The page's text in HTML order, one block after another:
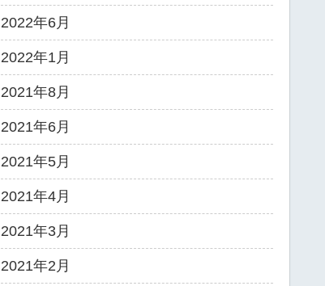
2022年6月
2022年1月
2021年8月
2021年6月
2021年5月
2021年4月
2021年3月
2021年2月